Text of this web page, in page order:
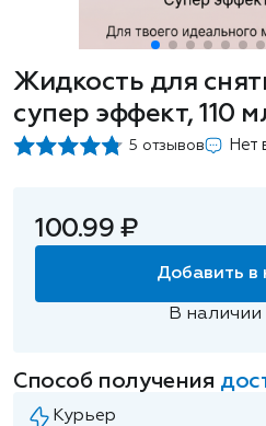
Жидкость для
супер эффект, 110
5 отзывов Нет
100.99 ₽
Добавить в
В наличии
Способ получения
Курьер